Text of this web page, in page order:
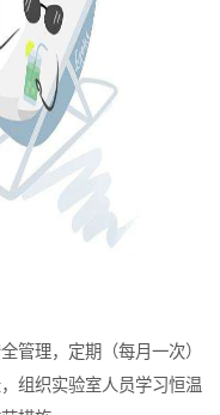
理，定期（每月一次）
组织实验室人员学习恒温